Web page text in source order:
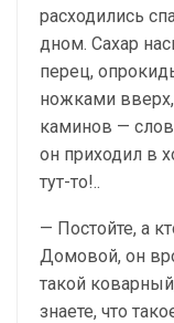
расходились
дном. Сахар
перец,
ножками вверх,
каминов —
он приходил в
тут-то!..
— Постойте, а
Домовой, он
такой
знаете, что